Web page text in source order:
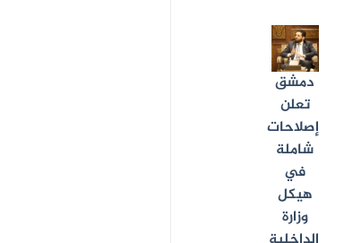
دمشق
تعلن
إصلاحات
شاملة
في
هيكل
وزارة